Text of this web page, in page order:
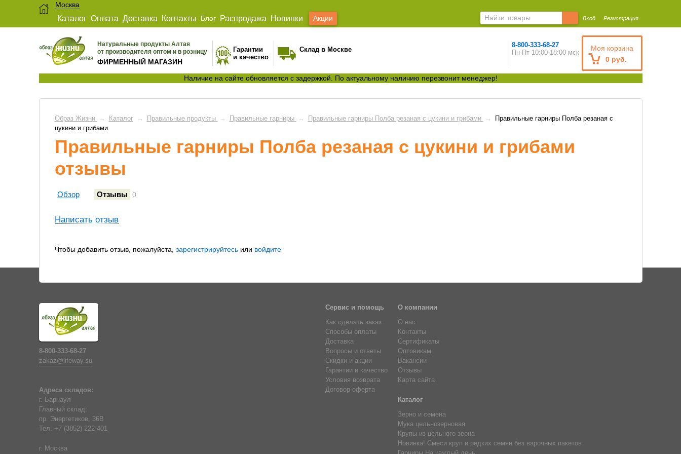
Москва
Каталог Оплата Доставка Контакты Блог Распродажа Новинки Акции Вход Регистрация
Натуральные продукты Алтая
от производителя оптом и в розницу
ФИРМЕННЫЙ МАГАЗИН
Гарантии
и качество
Склад в Москве
Моя корзина
0 руб.
8-800-333-68-27
Пн-Пт 10:00-18:00 мск
Наличие на сайте обновляется с задержкой. По актуальному наличию перезвонит менеджер!
Образ Жизни → Каталог → Правильные продукты → Правильные гарниры → Правильные гарниры Полба резаная с цукини и грибами →
Правильные гарниры Полба резаная с
цукини и грибами
Правильные гарниры Полба резаная с цукини и грибами
отзывы
Обзор Отзывы 0
Написать отзыв
Чтобы добавить отзыв, пожалуйста, зарегистрируйтесьили войдите
8-800-333-68-27
zakaz@lifeway.su
Адреса складов:
г. Барнаул
Главный склад:
пр. Энергетиков, 36В
Тел. +7 (3852) 222-401
г. Москва
Сервис и помощь
Как сделать заказ
Способы оплаты
Доставка
Вопросы и ответы
Скидки и акции
Гарантии и качество
Условия возврата
Договор-оферта
О компании
О нас
Контакты
Сертификаты
Оптовикам
Вакансии
Отзывы
Карта сайта
Каталог
Зерно и семена
Мука цельнозерновая
Крупы из цельного зерна
Новинка! Смеси круп и редких семян без варочных пакетов